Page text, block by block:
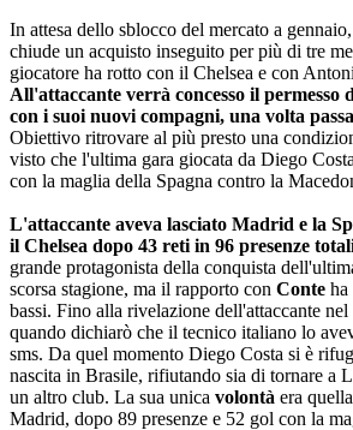
In attesa dello sblocco del mercato a
chiude un acquisto inseguito per più di tre
giocatore ha rotto con il Chelsea e con
All'attaccante verrà concesso il permesso
con i suoi nuovi compagni, una volta
Obiettivo ritrovare al più presto una
visto che l'ultima gara giocata da Diego
con la maglia della Spagna contro la
L'attaccante aveva lasciato Madrid e la
il Chelsea dopo 43 reti in 96 presenze
grande protagonista della conquista
scorsa stagione, ma il rapporto con Conte ha
bassi. Fino alla rivelazione dell'attaccante nel
quando dichiarò che il tecnico italiano lo
sms. Da quel momento Diego Costa si è
nascita in Brasile, rifiutando sia di tornare a
un altro club. La sua unica volontà era
Madrid, dopo 89 presenze e 52 gol con la